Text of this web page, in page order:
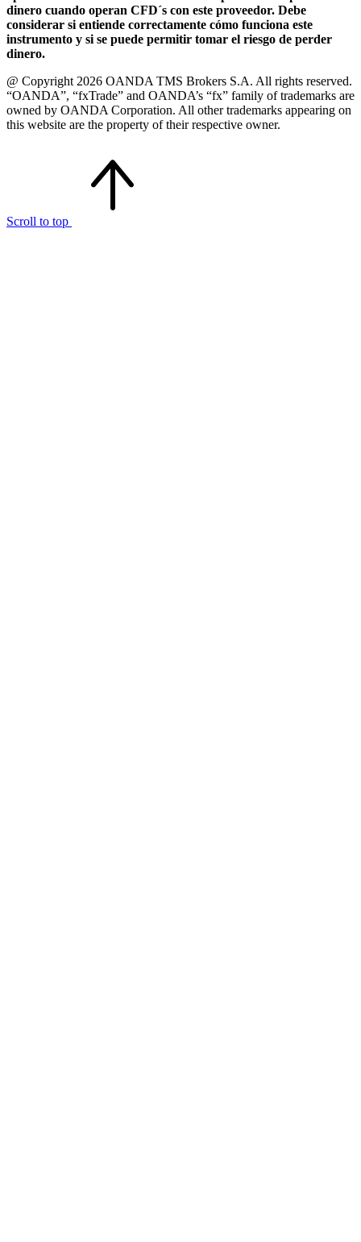
dinero cuando operan CFD´s con este proveedor. Debe
considerar si entiende correctamente cómo funciona este
instrumento y si se puede permitir tomar el riesgo de perder
dinero.
@ Copyright 2026 OANDA TMS Brokers S.A. All rights reserved.
“OANDA”, “fxTrade” and OANDA’s “fx” family of trademarks are
owned by OANDA Corporation. All other trademarks appearing on
this website are the property of their respective owner.
Scroll to top